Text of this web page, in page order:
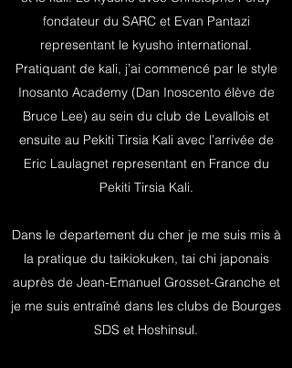
fondateur du SARC et Evan Pantazi
representant le kyusho international.
Pratiquant de kali, j’ai commencé par le style
Inosanto Academy (Dan Inoscento élève de
Bruce Lee) au sein du club de Levallois et
ensuite au Pekiti Tirsia Kali avec l’arrivée de
Eric Laulagnet representant en France du
Pekiti Tirsia Kali.
Dans le departement du cher je me suis mis à
la pratique du taikiokuken, tai chi japonais
auprès de Jean-Emanuel Grosset-Granche et
je me suis entraîné dans les clubs de Bourges
SDS et Hoshinsul.